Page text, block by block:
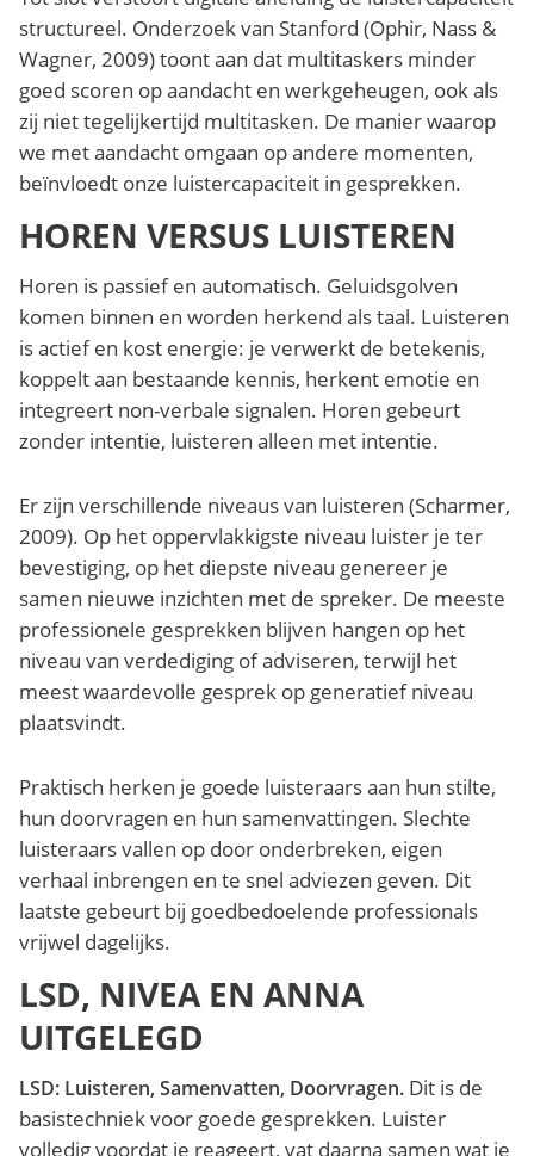
structureel. Onderzoek van Stanford (Ophir, Nass &
Wagner, 2009) toont aan dat multitaskers minder
goed scoren op aandacht en werkgeheugen, ook als
zij niet tegelijkertijd multitasken. De manier waarop
we met aandacht omgaan op andere momenten,
beïnvloedt onze luistercapaciteit in gesprekken.
HOREN VERSUS LUISTEREN
Horen is passief en automatisch. Geluidsgolven
komen binnen en worden herkend als taal. Luisteren
is actief en kost energie: je verwerkt de betekenis,
koppelt aan bestaande kennis, herkent emotie en
integreert non-verbale signalen. Horen gebeurt
zonder intentie, luisteren alleen met intentie.
Er zijn verschillende niveaus van luisteren (Scharmer,
2009). Op het oppervlakkigste niveau luister je ter
bevestiging, op het diepste niveau genereer je
samen nieuwe inzichten met de spreker. De meeste
professionele gesprekken blijven hangen op het
niveau van verdediging of adviseren, terwijl het
meest waardevolle gesprek op generatief niveau
plaatsvindt.
Praktisch herken je goede luisteraars aan hun stilte,
hun doorvragen en hun samenvattingen. Slechte
luisteraars vallen op door onderbreken, eigen
verhaal inbrengen en te snel adviezen geven. Dit
laatste gebeurt bij goedbedoelende professionals
vrijwel dagelijks.
LSD, NIVEA EN ANNA
UITGELEGD
LSD: Luisteren, Samenvatten, Doorvragen. Dit is de
basistechniek voor goede gesprekken. Luister
volledig voordat je reageert, vat daarna samen wat je